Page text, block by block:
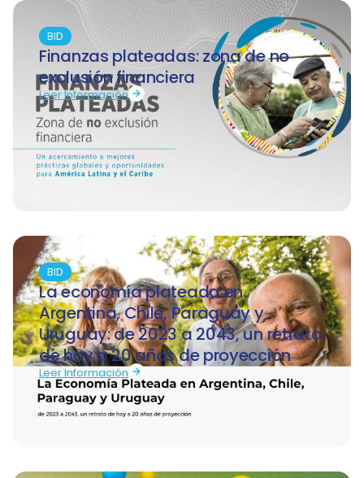
BID
Finanzas plateadas: zona de no
exclusión financiera
Leer Información
BID
La economía plateada en
Argentina, Chile, Paraguay y
Uruguay: de 2023 a 2043, un retrato
de hoy a 20 años de proyección
Leer Información